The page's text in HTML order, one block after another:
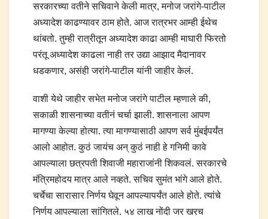
सरकारच्या वतीने सचिवाने केली मात्र, मनोज जरांगे-पाटील
अध्यादेश काढण्यावर ठाम होते. आज रात्रभर आम्ही ईथेच
थांबतो. तुम्ही रात्रीतून अध्यादेश काढा आम्ही माघारी फिरतो
परंतू अध्यादेश काढला नाही तर उद्या आझाद मैदानावर
धडकणार, असंही जरांगे-पाटील यांनी जाहीर केलं.
वाशी येथे जाहीर सभेत मनोज जरांगे पाटील म्हणाले की,
सकाळी शासनाच्या वतीनं चर्चा झाली. शासनाला आपण
मागण्या केल्या होत्या. त्या मागण्यासाठी आपण सर्व मुंबईपर्यंत
आलो आहोत. कुठं जायंच अन् कुठं नाही हे गनिमी कावे
आपल्याला छत्रपती शिवाजी महाराजांनी शिकवलं. सरकारचे
मंत्रिमहोदय मात्र आले नव्हते. सचिव सुमंत भांगे आले होते.
चर्चेचा सारासार निर्णय घेवून आपल्यापर्यंत आले होते. त्यांचे
निर्णय आपल्याला सांगितले. ५४ लाख नोंदी जर खरच